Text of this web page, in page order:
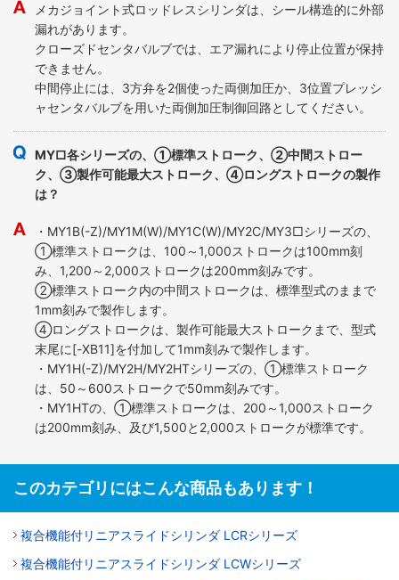
メカジョイント式ロッドレスシリンダは、シール構造的に外部
漏れがあります。
クローズドセンタバルブでは、エア漏れにより停止位置が保持
できません。
中間停止には、3方弁を2個使った両側加圧か、3位置プレッシ
ャセンタバルブを用いた両側加圧制御回路としてください。
MY□各シリーズの、①標準ストローク、②中間ストロー
ク、③製作可能最大ストローク、④ロングストロークの製作
は？
・MY1B(-Z)/MY1M(W)/MY1C(W)/MY2C/MY3□シリーズの、
①標準ストロークは、100～1,000ストロークは100mm刻
み、1,200～2,000ストロークは200mm刻みです。
②標準ストローク内の中間ストロークは、標準型式のままで
1mm刻みで製作します。
④ロングストロークは、製作可能最大ストロークまで、型式
末尾に[-XB11]を付加して1mm刻みで製作します。
・MY1H(-Z)/MY2H/MY2HTシリーズの、①標準ストローク
は、50～600ストロークで50mm刻みです。
・MY1HTの、①標準ストロークは、200～1,000ストローク
は200mm刻み、及び1,500と2,000ストロークが標準です。
このカテゴリにはこんな商品もあります！
複合機能付リニアスライドシリンダ LCRシリーズ
複合機能付リニアスライドシリンダ LCWシリーズ